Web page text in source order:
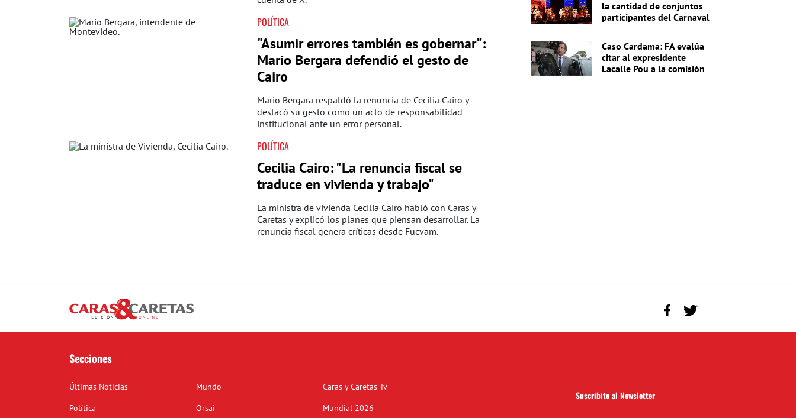
POLÍTICA
"Asumir errores también es gobernar":
Mario Bergara defendió el gesto de
Cairo
Mario Bergara respaldó la renuncia de Cecilia Cairo y
destacó su gesto como un acto de responsabilidad
institucional ante un error personal.
POLÍTICA
Cecilia Cairo: "La renuncia fiscal se
traduce en vivienda y trabajo"
La ministra de vivienda Cecilia Cairo habló con Caras y
Caretas y explicó los planes que piensan desarrollar. La
renuncia fiscal genera críticas desde Fucvam.
la cantidad de conjuntos
participantes del Carnaval
Caso Cardama: FA evalúa
citar al expresidente
Lacalle Pou a la comisión
Secciones
Últimas Noticias
Política
Mundo
Orsai
Caras y Caretas Tv
Mundial 2026
Suscribite al Newsletter